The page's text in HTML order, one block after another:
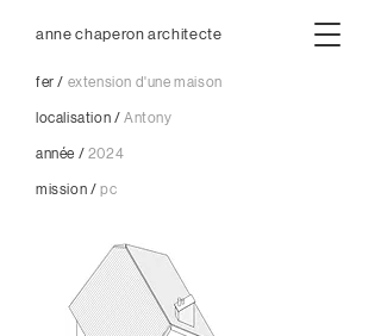
anne chaperon architecte
fer / extension d'une maison
localisation / Antony
année / 2024
mission / pc